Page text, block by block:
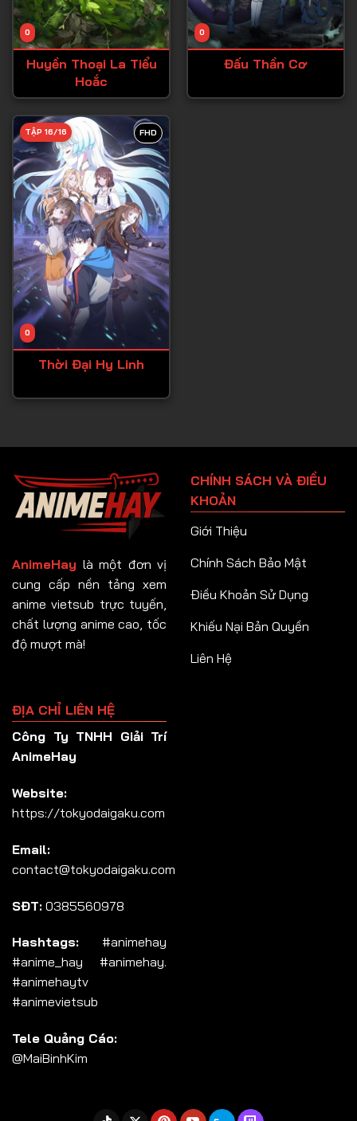
0
Huyền Thoại La Tiểu
Hoắc
0
Đấu Thần Cơ
FHD
0
TẬP 16/16
Thời Đại Hy Linh
AnimeHay là một đơn vị
cung cấp nền tảng xem
anime vietsub trực tuyến,
chất lượng anime cao, tốc
độ mượt mà!
CHÍNH SÁCH VÀ ĐIỀU
KHOẢN
Giới Thiệu
Chính Sách Bảo Mật
Điều Khoản Sử Dụng
Khiếu Nại Bản Quyền
Liên Hệ
ĐỊA CHỈ LIÊN HỆ
Công Ty TNHH Giải Trí
AnimeHay
Website:
https://tokyodaigaku.com
Email:
contact@tokyodaigaku.com
SĐT: 0385560978
Hashtags: #animehay
#anime_hay #animehay.
#animehaytv
#animevietsub
Tele Quảng Cáo:
@MaiBinhKim